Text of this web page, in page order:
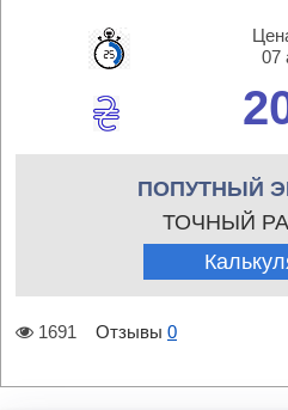
07
ПОПУТНЫЙ
ТОЧНЫЙ
1691 Отзывы 0